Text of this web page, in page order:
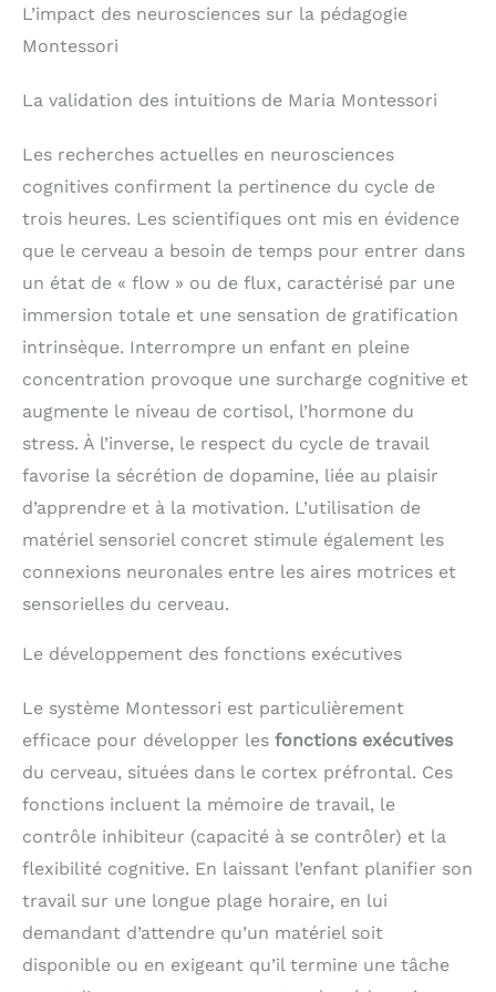
non seulement protègent vos enfants et les
occupent, mais ils aident aussi à garder le sol de
redonner son aspect d'origine.
L’impact des neurosciences sur la pédagogie
Montessori
La validation des intuitions de Maria Montessori
Les recherches actuelles en neurosciences
cognitives confirment la pertinence du cycle de
trois heures. Les scientifiques ont mis en évidence
que le cerveau a besoin de temps pour entrer dans
un état de « flow » ou de flux, caractérisé par une
immersion totale et une sensation de gratification
intrinsèque. Interrompre un enfant en pleine
concentration provoque une surcharge cognitive et
augmente le niveau de cortisol, l’hormone du
stress. À l’inverse, le respect du cycle de travail
favorise la sécrétion de dopamine, liée au plaisir
d’apprendre et à la motivation. L’utilisation de
matériel sensoriel concret stimule également les
connexions neuronales entre les aires motrices et
sensorielles du cerveau.
Le développement des fonctions exécutives
Le système Montessori est particulièrement
efficace pour développer les fonctions exécutives
du cerveau, situées dans le cortex préfrontal. Ces
fonctions incluent la mémoire de travail, le
contrôle inhibiteur (capacité à se contrôler) et la
flexibilité cognitive. En laissant l’enfant planifier son
travail sur une longue plage horaire, en lui
demandant d’attendre qu’un matériel soit
disponible ou en exigeant qu’il termine une tâche